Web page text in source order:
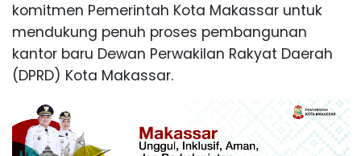
komitmen Pemerintah Kota Makassar untuk
mendukung penuh proses pembangunan
kantor baru Dewan Perwakilan Rakyat Daerah
(DPRD) Kota Makassar.